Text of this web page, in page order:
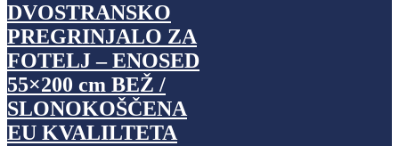
DVOSTRANSKO
PREGRINJALO ZA
FOTELJ – ENOSED
55×200 cm BEŽ /
SLONOKOŠČENA
EU KVALILTETA